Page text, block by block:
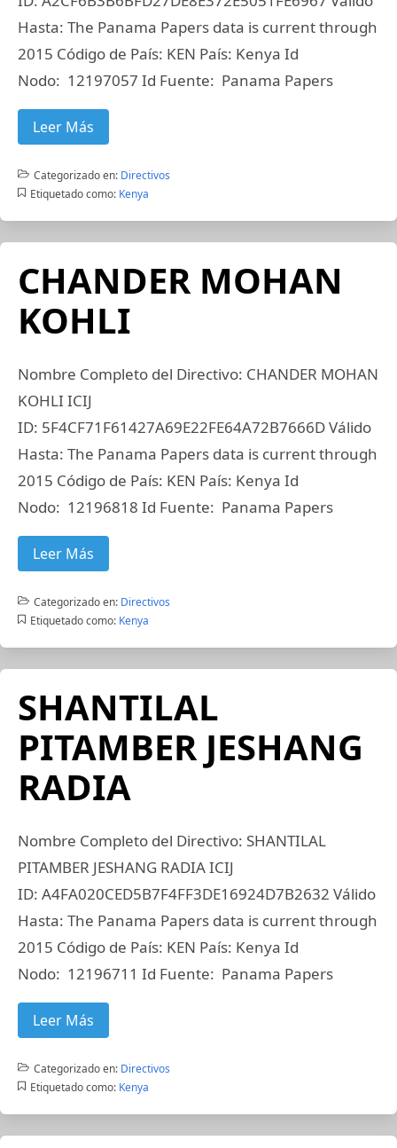
Hasta: The Panama Papers data is current through
2015 Código de País: KEN País: Kenya Id
Nodo: 12197057 Id Fuente: Panama Papers
Leer Más
Categorizado en: Directivos
Etiquetado como: Kenya
CHANDER MOHAN
KOHLI
Nombre Completo del Directivo: CHANDER MOHAN
KOHLI ICIJ
ID: 5F4CF71F61427A69E22FE64A72B7666D Válido
Hasta: The Panama Papers data is current through
2015 Código de País: KEN País: Kenya Id
Nodo: 12196818 Id Fuente: Panama Papers
Leer Más
Categorizado en: Directivos
Etiquetado como: Kenya
SHANTILAL
PITAMBER JESHANG
RADIA
Nombre Completo del Directivo: SHANTILAL
PITAMBER JESHANG RADIA ICIJ
ID: A4FA020CED5B7F4FF3DE16924D7B2632 Válido
Hasta: The Panama Papers data is current through
2015 Código de País: KEN País: Kenya Id
Nodo: 12196711 Id Fuente: Panama Papers
Leer Más
Categorizado en: Directivos
Etiquetado como: Kenya